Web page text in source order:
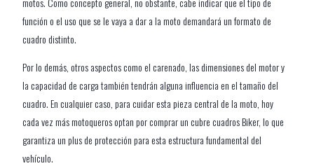
función o el uso que se le vaya a dar a la moto demandará un formato de
cuadro distinto.
Por lo demás, otros aspectos como el carenado, las dimensiones del motor y
la capacidad de carga también tendrán alguna influencia en el tamaño del
cuadro. En cualquier caso, para cuidar esta pieza central de la moto, hoy
cada vez más motoqueros optan por comprar un cubre cuadros Biker, lo que
garantiza un plus de protección para esta estructura fundamental del
vehículo.